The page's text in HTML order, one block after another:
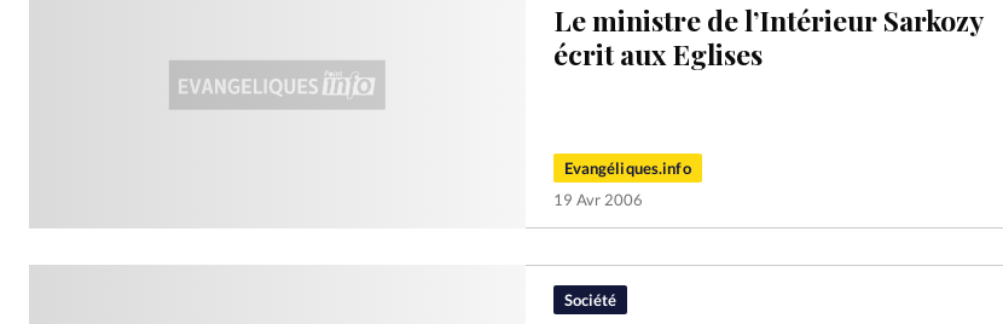
Le ministre de l’Intérieur Sarkozy
écrit aux Eglises
Evangéliques.info
19 Avr 2006
Société